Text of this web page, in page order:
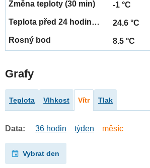
-1 °C
24.6 °C
8.5 °C
Grafy
Teplota Vlhkost Vítr Tlak
Data: 36 hodin týden měsíc
Vybrat den